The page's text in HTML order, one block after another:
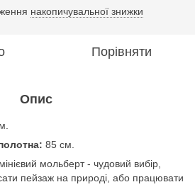
накопичувальної знижки
Порівняти
Опис
85 см.
мольберт - чудовий вибір,
пейзаж на природі, або працювати